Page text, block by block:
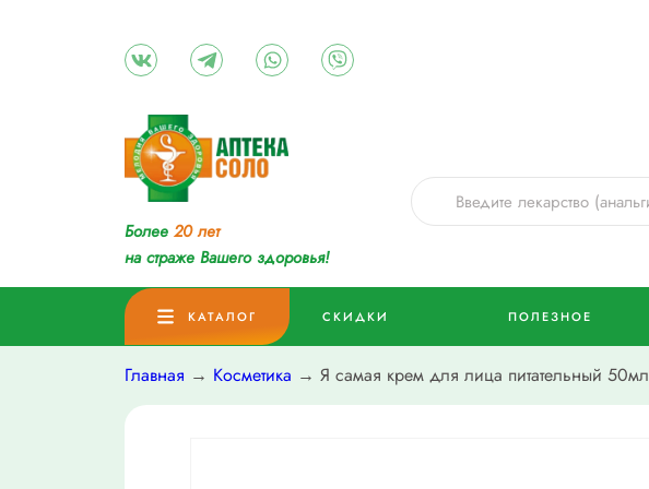
Более 20 лет
на страже Вашего здоровья!
КАТАЛОГ СКИДКИ ПОЛЕЗНОЕ
Главная → Косметика → Я самая крем для лица питательный 50мл